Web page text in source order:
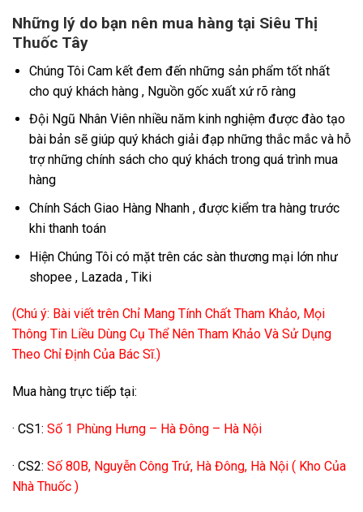
Những lý do bạn nên mua hàng tại Siêu Thị
Thuốc Tây
Chúng Tôi Cam kết đem đến những sản phẩm tốt nhất
cho quý khách hàng , Nguồn gốc xuất xứ rõ ràng
Đội Ngũ Nhân Viên nhiều năm kinh nghiệm được đào tạo
bài bản sẽ giúp quý khách giải đạp những thắc mắc và hỗ
trợ những chính sách cho quý khách trong quá trình mua
hàng
Chính Sách Giao Hàng Nhanh , được kiểm tra hàng trước
khi thanh toán
Hiện Chúng Tôi có mặt trên các sàn thương mại lớn như
shopee , Lazada , Tiki
(Chú ý: Bài viết trên Chỉ Mang Tính Chất Tham Khảo, Mọi
Thông Tin Liều Dùng Cụ Thể Nên Tham Khảo Và Sử Dụng
Theo Chỉ Định Của Bác Sĩ.)
Mua hàng trực tiếp tại:
· CS1: Số 1 Phùng Hưng – Hà Đông – Hà Nội
· CS2: Số 80B, Nguyễn Công Trứ, Hà Đông, Hà Nội ( Kho Của
Nhà Thuốc )